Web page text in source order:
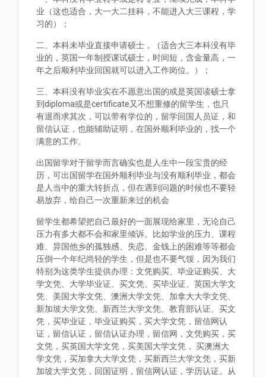
业（这也适合，大一大二挂科，不能进入大三课程，学
习的）；
二、本科未毕业直接申请硕士，（适合大三本科没有毕
业的，英国一年制授课试硕士，时间短，含金量高，一
年之后顺利毕业回国就可以进入工作岗位。）；
三、本科没有毕业实在不愿意出国的或是英国读硕士拿
到diploma或是certificate又不想重修的留学生，也只
有退而求其次，可以带有学位的，留学回国人员证，和
留信认证，也能辅助证明，在国外顺利毕业的，找一个
满意的工作。
出国留学对于留学而言确实也是人生中一段宝贵的经
历，可出国留学在国外顺利毕业与没有顺利毕业，都会
是人当中的重大转折点，但在遇到问题的时候也不要轻
易放弃，给自己一次重新来过的机会
留学生都希望把自己最好的一面展现给家里，无论自己
压力有多大都不会和家里倾诉。比如学业的压力、课程
难、异国他乡的孤独感、失恋、金钱上的困难等等都会
压倒一个年纪尚轻的学生，但是也不要气馁，因为我们
特别为这类学生提供办理：文凭购买、毕业证购买、大
学文凭、大学毕业证、买文凭、买毕业证、英国大学文
凭、美国大学文凭、澳洲大学文凭、加拿大大学文凭、
新加坡大学文凭、新西兰大学文凭、教育部认证、买文
凭，买毕业证，毕业证购买，买大学文凭，留信网认
证，留信认证，留信认证办理，留信网，文凭购买，买
文凭，买英国大学文凭，买美国大学文凭， 买澳洲大
学文凭，买加拿大大学文凭，买新西兰大学文凭，买新
加坡大学文凭，回国证明，留信网认证，学历认证。从